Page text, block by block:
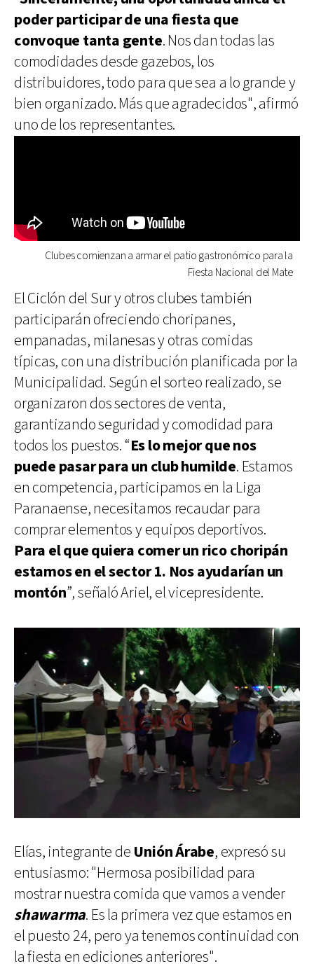
poder participar de una fiesta que
convoque tanta gente. Nos dan todas las
comodidades desde gazebos, los
distribuidores, todo para que sea a lo grande y
bien organizado. Más que agradecidos", afirmó
uno de los representantes.
Clubes comienzan a armar el patio gastronómico para la
Fiesta Nacional del Mate
El Ciclón del Sur y otros clubes también
participarán ofreciendo choripanes,
empanadas, milanesas y otras comidas
típicas, con una distribución planificada por la
Municipalidad. Según el sorteo realizado, se
organizaron dos sectores de venta,
garantizando seguridad y comodidad para
todos los puestos. “Es lo mejor que nos
puede pasar para un club humilde. Estamos
en competencia, participamos en la Liga
Paranaense, necesitamos recaudar para
comprar elementos y equipos deportivos.
Para el que quiera comer un rico choripán
estamos en el sector 1. Nos ayudarían un
montón”, señaló Ariel, el vicepresidente.
Elías, integrante de Unión Árabe, expresó su
entusiasmo: "Hermosa posibilidad para
mostrar nuestra comida que vamos a vender
shawarma. Es la primera vez que estamos en
el puesto 24, pero ya tenemos continuidad con
la fiesta en ediciones anteriores".